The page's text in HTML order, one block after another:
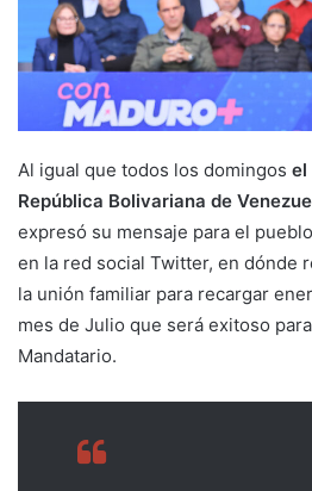
Al igual que todos los domingos el
República Bolivariana de
expresó su mensaje para el
en la red social Twitter, en dónde
la unión familiar para recargar
mes de Julio que será exitoso
Mandatario.